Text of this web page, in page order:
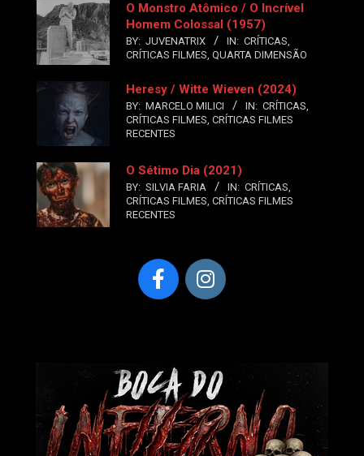
O Monstro Atômico / O Incrível
Homem Colossal (1957)
BY: JUVENATRIX IN: CRÍTICAS,
CRÍTICAS FILMES, QUARTA DIMENSÃO
Heresy / Witte Wieven (2024)
BY: MARCELO MILICI IN: CRÍTICAS,
CRÍTICAS FILMES, CRÍTICAS FILMES
RECENTES
O Sétimo Dia (2021)
BY: SILVIA FARIA IN: CRÍTICAS,
CRÍTICAS FILMES, CRÍTICAS FILMES
RECENTES